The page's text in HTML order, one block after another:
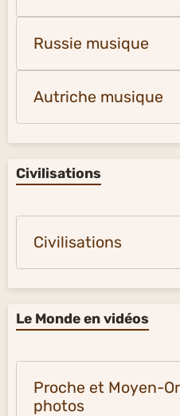
Russie musique
Autriche musique
Civilisations
Civilisations
Le Monde en vidéos
Proche et Moyen-
photos